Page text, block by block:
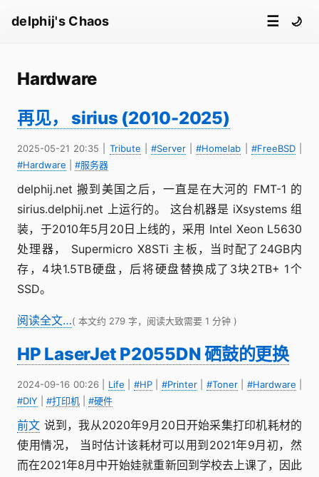
delphij's Chaos ☰ 🌙
Hardware
再见， sirius (2010-2025)
2025-05-21 20:35 Tribute |#Server |#Homelab #FreeBSD|
#Hardware
#服务器
delphij.net 搬到美国之后，一直是在大河的 FMT-1 的
sirius.delphij.net 上运行的。 这台机器是 iXsystems 组
装，于2010年5月20日上线的，采用 Intel Xeon L5630
处理器， Supermicro X8STi 主板，当时配了24GB内
存，4块1.5TB硬盘，后将硬盘替换成了3块2TB+ 1个
SSD。
阅读全文…( 本文约 279 字，阅读大致需要 1 分钟 )
HP LaserJet P2055DN 硒鼓的更换
2024-09-16 00:26| Life #HP| #Printer| #Toner| #Hardware
#DIY
#打印机 #硬件
前文 说到，我从2020年9月20日开始采集打印机耗材的
使用情况， 当时估计该耗材可以用到2021年9月初，然
而在2021年8月中开始娃就重新回到学校去上课了，因此